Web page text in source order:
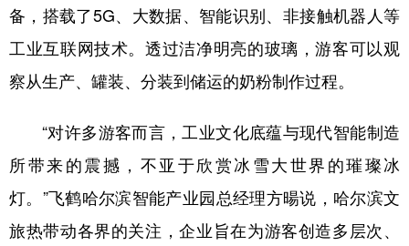
备，搭载了5G、大数据、智能识别、非接触机器人等
工业互联网技术。透过洁净明亮的玻璃，游客可以观
察从生产、罐装、分装到储运的奶粉制作过程。
“对许多游客而言，工业文化底蕴与现代智能制造
所带来的震撼，不亚于欣赏冰雪大世界的璀璨冰
灯。”飞鹤哈尔滨智能产业园总经理方暘说，哈尔滨文
旅热带动各界的关注，企业旨在为游客创造多层次、